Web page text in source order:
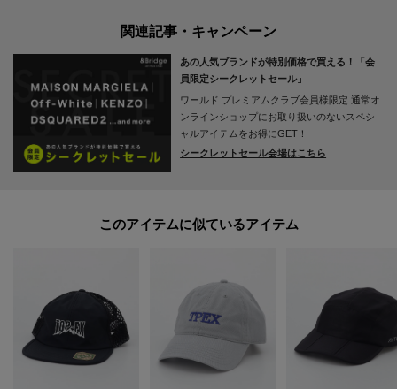
■お気に入り登録について
■おすすめPOINT
【1】再入荷通知や、値下げ情報・在庫状況をメルマガにてお知らせ。
【2】マイページでお気に入り一覧をチェックでき、自分だけのお買い物リス
あの人気ブランドが特別価格で買える！「会
員限定シークレットセール」
ワールド プレミアムクラブ会員様限定 通常オ
ンラインショップにお取り扱いのないスペシ
ャルアイテムをお得にGET！
シークレットセール会場はこちら
このアイテムに似ているアイテム